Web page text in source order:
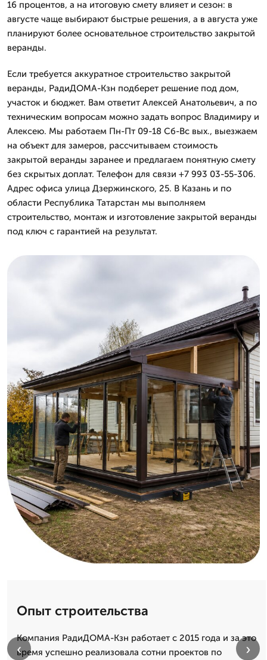
16 процентов, а на итоговую смету влияет и сезон: в
августе чаще выбирают быстрые решения, а в августа уже
планируют более основательное строительство закрытой
веранды.
Если требуется аккуратное строительство закрытой
веранды, РадиДОМА-Кзн подберет решение под дом,
участок и бюджет. Вам ответит Алексей Анатольевич, а по
техническим вопросам можно задать вопрос Владимиру и
Алексею. Мы работаем Пн-Пт 09-18 Сб-Вс вых., выезжаем
на объект для замеров, рассчитываем стоимость
закрытой веранды заранее и предлагаем понятную смету
без скрытых доплат. Телефон для связи +7 993 03-55-306.
Адрес офиса улица Дзержинского, 25. В Казань и по
области Республика Татарстан мы выполняем
строительство, монтаж и изготовление закрытой веранды
под ключ с гарантией на результат.
Опыт строительства
Компания РадиДОМА-Кзн работает с 2015 года и за это
время успешно реализовала сотни проектов по
‹ ›